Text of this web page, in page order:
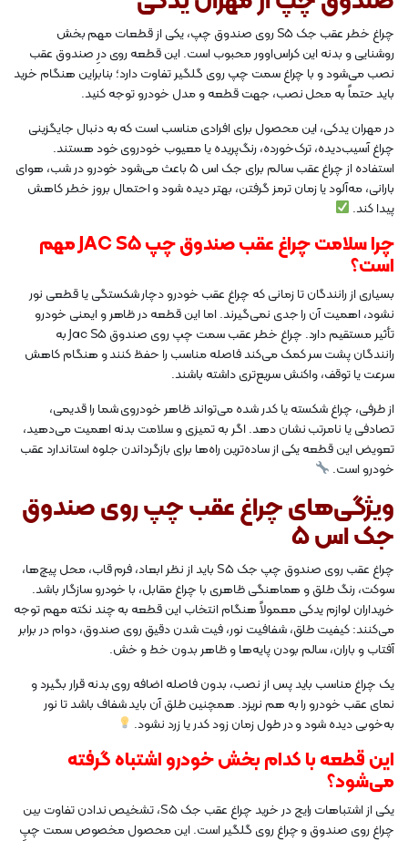
چراغ خطر عقب جک S5 روی صندوق چپ، یکی از قطعات مهم بخش
روشنایی و بدنه این کراس‌اوور محبوب است. این قطعه روی درِ صندوق عقب
نصب می‌شود و با چراغ سمت چپ روی گلگیر تفاوت دارد؛ بنابراین هنگام خرید
باید حتماً به محل نصب، جهت قطعه و مدل خودرو توجه کنید.
در مهران یدکی، این محصول برای افرادی مناسب است که به دنبال جایگزینی
چراغ آسیب‌دیده، ترک‌خورده، رنگ‌پریده یا معیوب خودروی خود هستند.
استفاده از چراغ عقب سالم برای جک اس 5 باعث می‌شود خودرو در شب، هوای
بارانی، مه‌آلود یا زمان ترمز گرفتن، بهتر دیده شود و احتمال بروز خطر کاهش
پیدا کند.
چرا سلامت چراغ عقب صندوق چپ JAC S5 مهم
است؟
بسیاری از رانندگان تا زمانی که چراغ عقب خودرو دچار شکستگی یا قطعی نور
نشود، اهمیت آن را جدی نمی‌گیرند. اما این قطعه در ظاهر و ایمنی خودرو
تأثیر مستقیم دارد. چراغ خطر عقب سمت چپ روی صندوق Jac S5 به
رانندگان پشت سر کمک می‌کند فاصله مناسب را حفظ کنند و هنگام کاهش
سرعت یا توقف، واکنش سریع‌تری داشته باشند.
از طرفی، چراغ شکسته یا کدر شده می‌تواند ظاهر خودروی شما را قدیمی،
تصادفی یا نامرتب نشان دهد. اگر به تمیزی و سلامت بدنه اهمیت می‌دهید،
تعویض این قطعه یکی از ساده‌ترین راه‌ها برای بازگرداندن جلوه استاندارد عقب
خودرو است.
ویژگی‌های چراغ عقب چپ روی صندوق
جک اس 5
چراغ عقب روی صندوق چپ جک S5 باید از نظر ابعاد، فرم قاب، محل پیچ‌ها،
سوکت، رنگ طلق و هماهنگی ظاهری با چراغ مقابل، با خودرو سازگار باشد.
خریداران لوازم یدکی معمولاً هنگام انتخاب این قطعه به چند نکته مهم توجه
می‌کنند: کیفیت طلق، شفافیت نور، فیت شدن دقیق روی صندوق، دوام در برابر
آفتاب و باران، سالم بودن پایه‌ها و ظاهر بدون خط و خش.
یک چراغ مناسب باید پس از نصب، بدون فاصله اضافه روی بدنه قرار بگیرد و
نمای عقب خودرو را به هم نریزد. همچنین طلق آن باید شفاف باشد تا نور
به‌خوبی دیده شود و در طول زمان زود کدر یا زرد نشود.
این قطعه با کدام بخش خودرو اشتباه گرفته
می‌شود؟
یکی از اشتباهات رایج در خرید چراغ عقب جک S5، تشخیص ندادن تفاوت بین
چراغ روی صندوق و چراغ روی گلگیر است. این محصول مخصوص سمت چپِ